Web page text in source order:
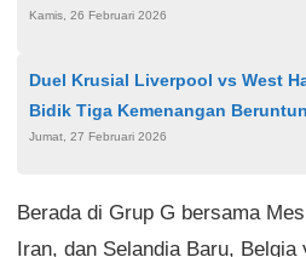
Kamis, 26 Februari 2026
Duel Krusial Liverpool vs West
Bidik Tiga Kemenangan
Jumat, 27 Februari 2026
Berada di Grup G bersama
Iran, dan Selandia Baru, Belgia